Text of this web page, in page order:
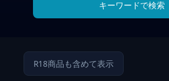
キーワードで検索
R18商品も含めて表示